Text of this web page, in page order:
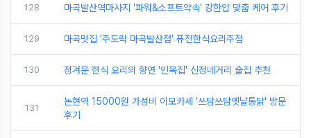
128 마곡발산역마사지 '파워&소프트약속' 강한압 맞춤 케어 후기
129 마곡맛집 '주도락 마곡발산점' 퓨전한식요리주점
130 정겨운 한식 요리의 향연 '인옥집' 신정네거리 술집 추천
131
논현역 15000원 가성비 이모카세 '쓰담쓰담옛날통닭' 방문
후기